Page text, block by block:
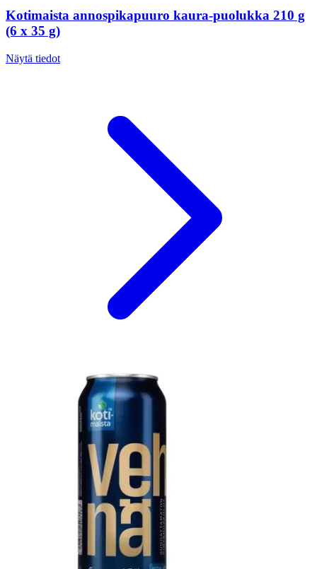
Kotimaista annospikapuuro kaura-puolukka 210 g
(6 x 35 g)
Näytä tiedot